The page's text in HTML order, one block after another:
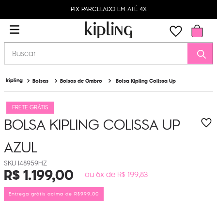
PIX PARCELADO EM ATÉ 4X
Buscar
Bolsas Bolsas de Ombro Bolsa Kipling Colissa Up
FRETE GRÁTIS
BOLSA KIPLING COLISSA UP
AZUL
I48959HZ
R$1.199,00 ou 6x de R$ 199,83
Entrega grátis acima de R$999,00